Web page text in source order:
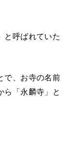
と呼ばれていた
で、お寺の名前
ら「永麟寺」と